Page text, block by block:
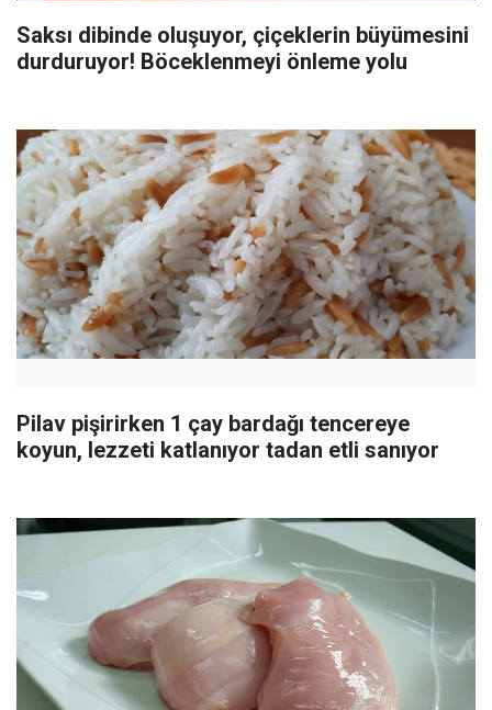
Saksı dibinde oluşuyor, çiçeklerin büyümesini
durduruyor! Böceklenmeyi önleme yolu
Pilav pişirirken 1 çay bardağı tencereye
koyun, lezzeti katlanıyor tadan etli sanıyor